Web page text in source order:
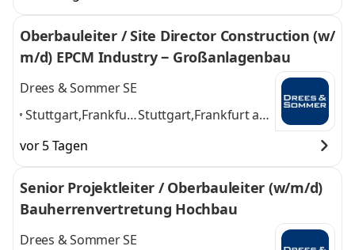
Oberbauleiter / Site Director Construction (w/
m/d) EPCM Industry ‒ Großanlagenbau
Drees & Sommer SE
Stuttgart,Frankfurt
München,
Hamburg, Leipzig,
Köln, Berlin,
Stuttgart,Frankfurt am
Köln, Berlinund 5
weitere
vor 5 Tagen
Senior Projektleiter / Oberbauleiter (w/m/d)
Bauherrenvertretung Hochbau
Drees & Sommer SE